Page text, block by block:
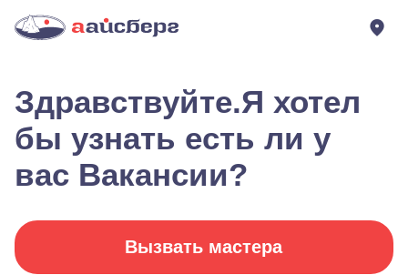
Здравствуйте.Я хотел
бы узнать есть ли у
вас Вакансии?
Вызвать мастера